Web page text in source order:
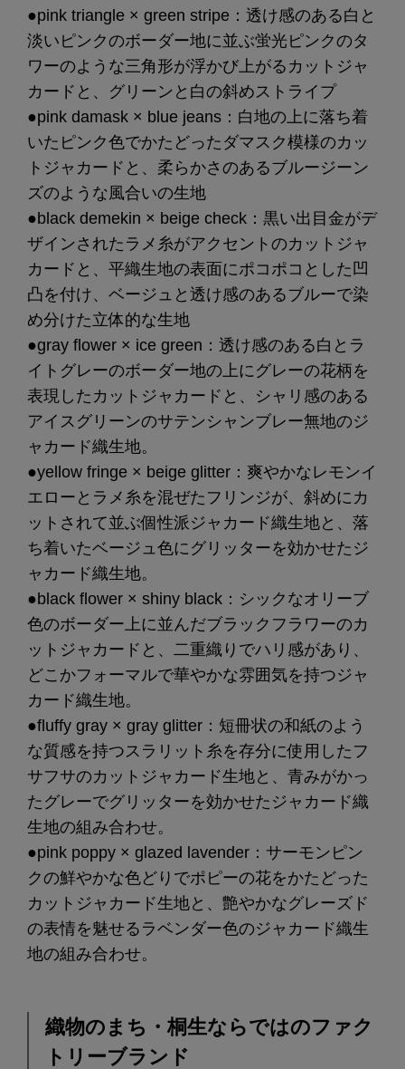
●pink triangle × green stripe：透け感のある白と
淡いピンクのボーダー地に並ぶ蛍光ピンクのタ
ワーのような三角形が浮かび上がるカットジャ
カードと、グリーンと白の斜めストライプ
●pink damask × blue jeans：白地の上に落ち着
いたピンク色でかたどったダマスク模様のカッ
トジャカードと、柔らかさのあるブルージーン
ズのような風合いの生地
●black demekin × beige check：黒い出目金がデ
ザインされたラメ糸がアクセントのカットジャ
カードと、平織生地の表面にポコポコとした凹
凸を付け、ベージュと透け感のあるブルーで染
め分けた立体的な生地
●gray flower × ice green：透け感のある白とラ
イトグレーのボーダー地の上にグレーの花柄を
表現したカットジャカードと、シャリ感のある
アイスグリーンのサテンシャンブレー無地のジ
ャカード織生地。
●yellow fringe × beige glitter：爽やかなレモンイ
エローとラメ糸を混ぜたフリンジが、斜めにカ
ットされて並ぶ個性派ジャカード織生地と、落
ち着いたベージュ色にグリッターを効かせたジ
ャカード織生地。
●black flower × shiny black：シックなオリーブ
色のボーダー上に並んだブラックフラワーのカ
ットジャカードと、二重織りでハリ感があり、
どこかフォーマルで華やかな雰囲気を持つジャ
カード織生地。
●fluffy gray × gray glitter：短冊状の和紙のよう
な質感を持つスラリット糸を存分に使用したフ
サフサのカットジャカード生地と、青みがかっ
たグレーでグリッターを効かせたジャカード織
生地の組み合わせ。
●pink poppy × glazed lavender：サーモンピン
クの鮮やかな色どりでポピーの花をかたどった
カットジャカード生地と、艶やかなグレーズド
の表情を魅せるラベンダー色のジャカード織生
地の組み合わせ。
織物のまち・桐生ならではのファク
トリーブランド